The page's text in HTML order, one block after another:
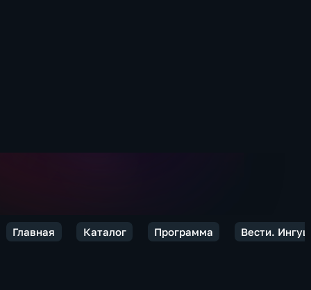
Главная Каталог Программа Вести.